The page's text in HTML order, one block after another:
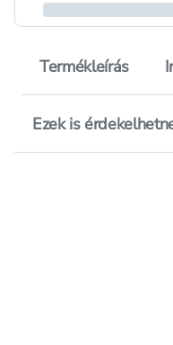
Termékleírás
Ezek is